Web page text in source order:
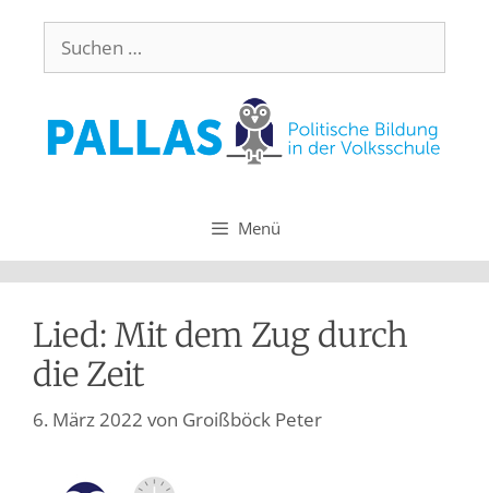
Menü
Lied: Mit dem Zug durch
die Zeit
6. März 2022 von Groißböck Peter